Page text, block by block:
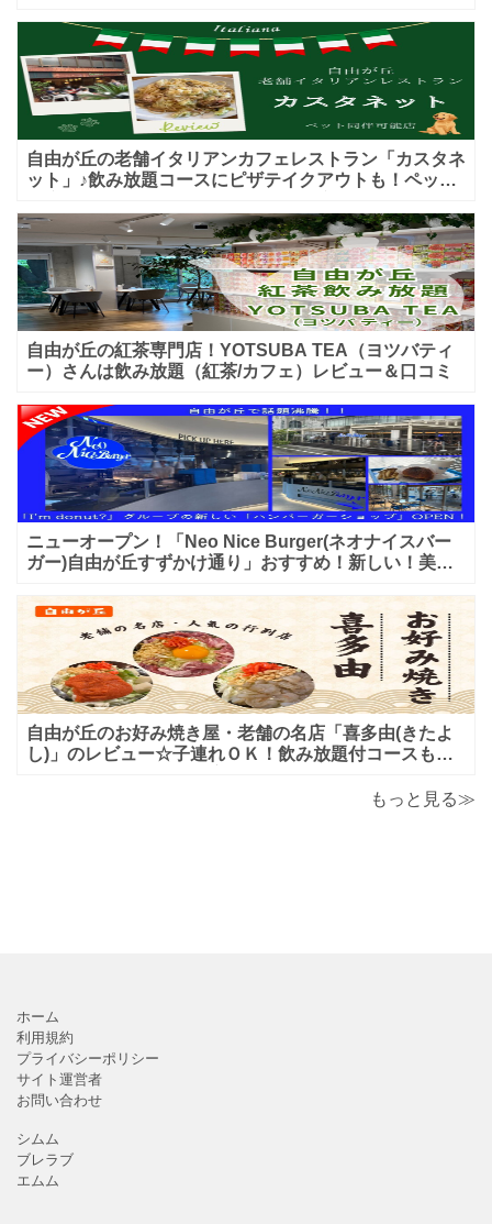
自由が丘の老舗イタリアンカフェレストラン「カスタネ
ット」♪飲み放題コースにピザテイクアウトも！ペット
自由が丘の紅茶専門店！YOTSUBA TEA（ヨツバティ
ー）さんは飲み放題（紅茶/カフェ）レビュー＆口コミ
ニューオープン！「Neo Nice Burger(ネオナイスバー
ガー)自由が丘すずかけ通り」おすすめ！新しい！美味
自由が丘のお好み焼き屋・老舗の名店「喜多由(きたよ
し)」のレビュー☆子連れＯＫ！飲み放題付コースも！
もっと見る≫
ホーム
利用規約
プライバシーポリシー
サイト運営者
お問い合わせ
シムム
ブレラブ
エムム